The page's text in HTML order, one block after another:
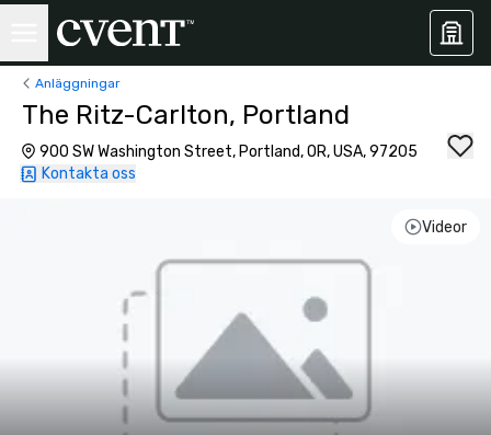
Anläggningar
The Ritz-Carlton, Portland
900 SW Washington Street, Portland, OR, USA, 97205
Kontakta oss
Videor